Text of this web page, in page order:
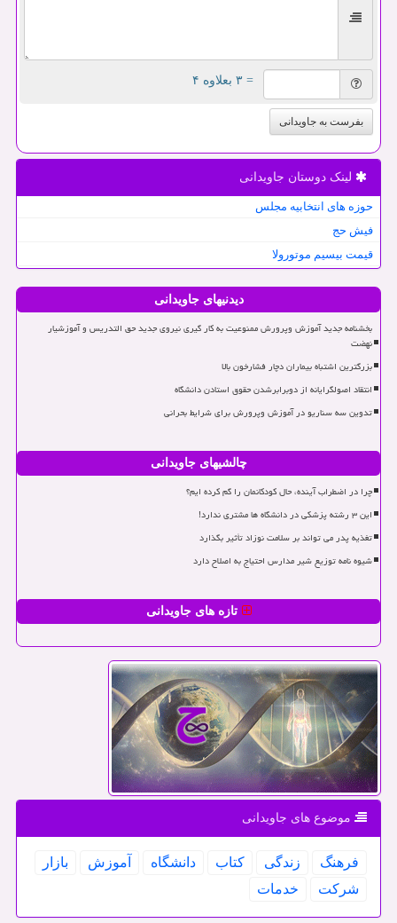
= ۳ بعلاوه ۴
بفرست به جاویدانی
لینک دوستان جاویدانی
حوزه های انتخابیه مجلس
فیش حج
قیمت بیسیم موتورولا
دیدنیهای جاویدانی
بخشنامه جدید آموزش وپرورش ممنوعیت به کار گیری نیروی جدید حق التدریس و آموزشیار
نهضت
بزرگترین اشتباه بیماران دچار فشارخون بالا
انتقاد اصولگرایانه از دوبرابرشدن حقوق استادن دانشگاه
تدوین سه سناریو در آموزش وپرورش برای شرایط بحرانی
چالشیهای جاویدانی
چرا در اضطراب آینده، حال کودکانمان را گم کرده ایم؟
این ۳ رشته پزشکی در دانشگاه ها مشتری ندارد!
تغذیه پدر می تواند بر سلامت نوزاد تأثیر بگذارد
شیوه نامه توزیع شیر مدارس احتیاج به اصلاح دارد
تازه های جاویدانی
موضوع های جاویدانی
فرهنگ زندگی كتاب دانشگاه آموزش
بازار
شركت
خدمات